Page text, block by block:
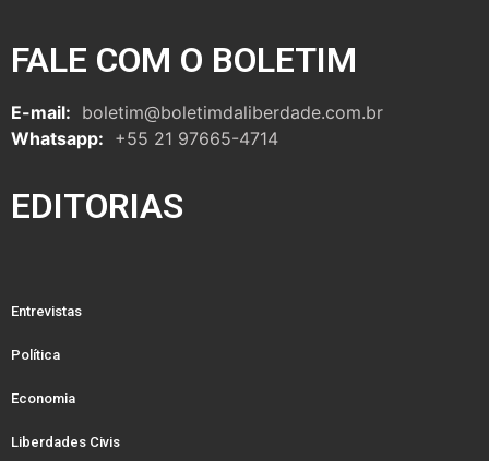
FALE COM O BOLETIM
E-mail: boletim@boletimdaliberdade.com.br
Whatsapp: +55 21 97665-4714
EDITORIAS
Entrevistas
Política
Economia
Liberdades Civis